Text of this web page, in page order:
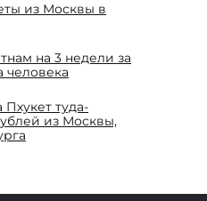
из Москвы в
на 3 недели за
человека
туда-
из Москвы,